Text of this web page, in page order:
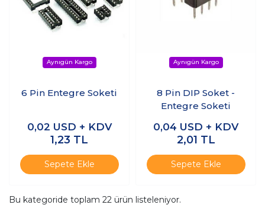
6 Pin Entegre Soketi
0,02 USD + KDV
1,23 TL
Sepete Ekle
8 Pin DIP Soket -
Entegre Soketi
0,04 USD + KDV
2,01 TL
Sepete Ekle
Bu kategoride toplam 22 ürün listeleniyor.